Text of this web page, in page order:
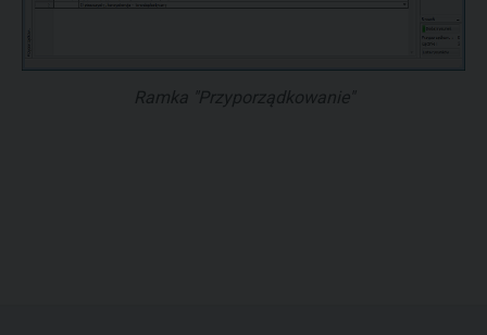
Ramka "Przyporządkowanie"